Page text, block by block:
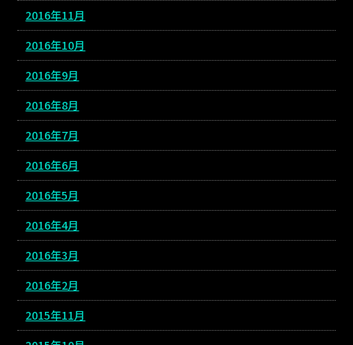
2016年11月
2016年10月
2016年9月
2016年8月
2016年7月
2016年6月
2016年5月
2016年4月
2016年3月
2016年2月
2015年11月